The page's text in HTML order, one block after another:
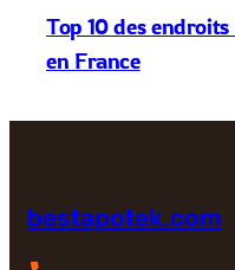
Top 10 des
en France
bestapotek.com